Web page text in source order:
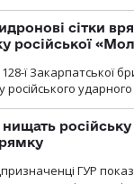
сітки
російської
128-ї Закарпатської
російського
російську
ГУР